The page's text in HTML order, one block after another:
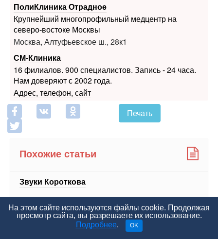
ПолиКлиника Отрадное
Крупнейший многопрофильный медцентр на
северо-востоке Москвы
Москва, Алтуфьевское ш., 28к1
СМ-Клиника
16 филиалов. 900 специалистов. Запись - 24 часа.
Нам доверяют с 2002 года.
Адрес, телефон, сайт
Печать
Похожие статьи
Звуки Короткова
Жулик-поджигатель, вор-патриот и святой
дантист
На этом сайте используются файлы cookie. Продолжая
просмотр сайта, вы разрешаете их использование.
Подробнее. OK